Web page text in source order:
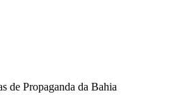
de Propaganda da Bahia